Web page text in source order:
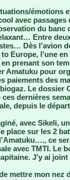
émotions
avec
du banc
Entre
Dès l’avion
Europe, l’une en
en prenant son
Amatuku pour
paiements des
Le dossier
ces dernières
depuis le
avec Sikeli,
place sur les 2
ce
avec TMTI. Le
J’y ai
mettre mon nez